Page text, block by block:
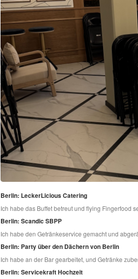
Berlin: LeckerLicious Catering
Ich habe das Buffet betreut und flying Fingerfood
Berlin: Scandic SBPP
Ich habe den Getränkeservice gemacht und
Berlin: Party über den Dächern von Berlin
Ich habe an der Bar gearbeitet, und Getränke
Berlin: Servicekraft Hochzeit